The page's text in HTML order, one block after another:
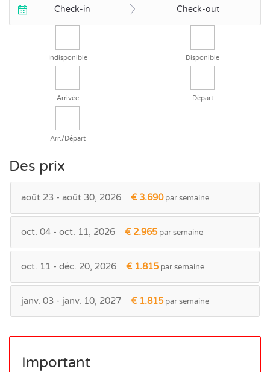
Check-in Check-out
Indisponible Disponible
Arrivée Départ
Arr./Départ
Des prix
août 23 - août 30, 2026 € 3.690par semaine
oct. 04 - oct. 11, 2026 € 2.965par semaine
oct. 11 - déc. 20, 2026 € 1.815par semaine
janv. 03 - janv. 10, 2027 € 1.815par semaine
Important